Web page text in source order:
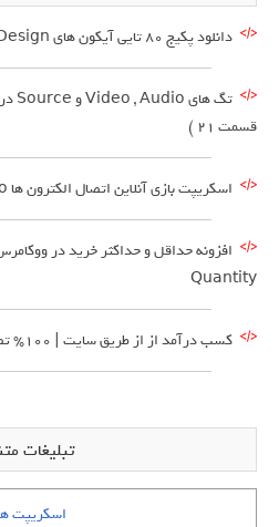
دانلود پکیج 80 تایی آیکون های BallIcons Flat Design
قسمت 21 )
اسکریپت بازی آنلاین اتصال الکترون ها Electrio نسخه 1
Quantity
کسب درآمد از از طریق سایت | 100% تضمینی
تبلیغات
اسکریپت